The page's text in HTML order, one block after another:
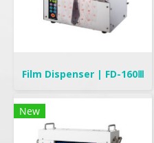
Film Dispenser | FD-160Ⅲ
New